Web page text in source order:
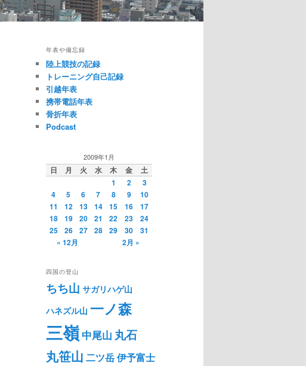
年表や備忘録
陸上競技の記録
トレーニング自己記録
引越年表
携帯電話年表
骨折年表
Podcast
2009年1月
日 月 火 水 木 金
土
1
2
3
4
5 6 7 8 9
10
11
12 13 14 15 16
17
18
19 20 21 22 23
24
25
26 27 28 29 30
31
« 12月
2月 »
四国の登山
ちち山 サガリハゲ山
ハネズル山 一ノ森
三嶺 中尾山 丸石
丸笹山 二ツ岳伊予富士